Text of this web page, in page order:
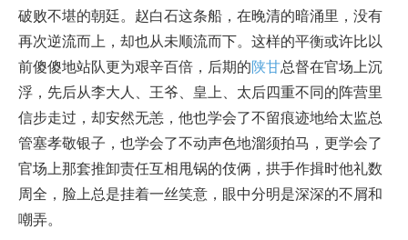
破败不堪的朝廷。赵白石这条船，在晚清的暗涌里，没有
再次逆流而上，却也从未顺流而下。这样的平衡或许比以
前傻傻地站队更为艰辛百倍，后期的陕甘总督在官场上沉
浮，先后从李大人、王爷、皇上、太后四重不同的阵营里
信步走过，却安然无恙，他也学会了不留痕迹地给太监总
管塞孝敬银子，也学会了不动声色地溜须拍马，更学会了
官场上那套推卸责任互相甩锅的伎俩，拱手作揖时他礼数
周全，脸上总是挂着一丝笑意，眼中分明是深深的不屑和
嘲弄。